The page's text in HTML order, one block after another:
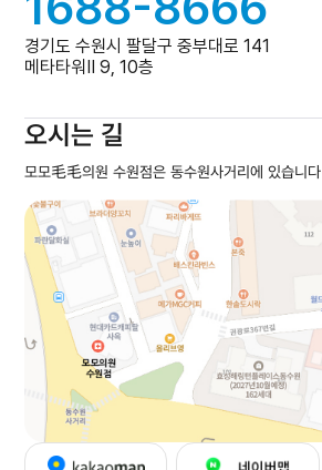
경기도 수원시 팔달구 중부대로 141
메타타워Ⅱ 9, 10층
오시는 길
모모毛毛의원 수원점은 동수원사거리에 있습니다